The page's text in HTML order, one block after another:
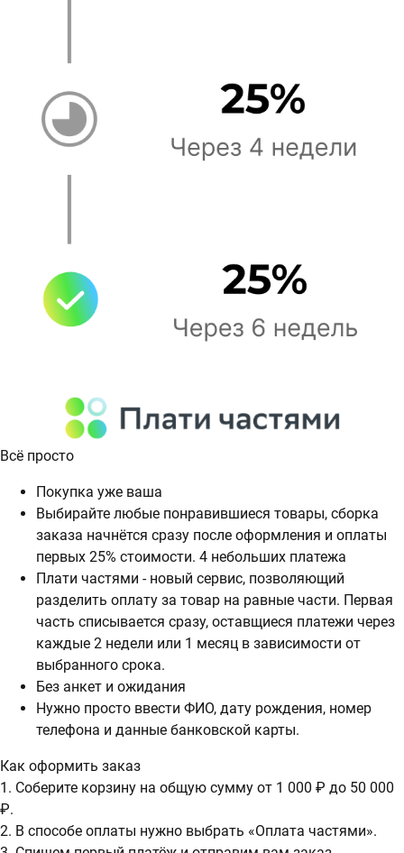
Всё просто
Покупка уже ваша
Выбирайте любые понравившиеся товары, сборка
заказа начнётся сразу после оформления и оплаты
первых 25% стоимости. 4 небольших платежа
Плати частями - новый сервис, позволяющий
разделить оплату за товар на равные части. Первая
часть списывается сразу, оставщиеся платежи через
каждые 2 недели или 1 месяц в зависимости от
выбранного срока.
Без анкет и ожидания
Нужно просто ввести ФИО, дату рождения, номер
телефона и данные банковской карты.
Как оформить заказ
1. Соберите корзину на общую сумму от 1 000 ₽ до 50 000
₽.
2. В способе оплаты нужно выбрать «Оплата частями».